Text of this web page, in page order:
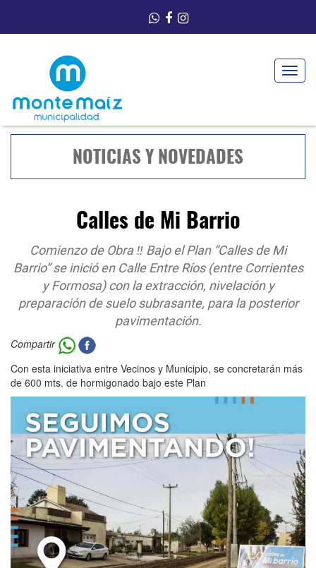
Toggle
NOTICIAS Y NOVEDADES
Calles de Mi Barrio
Comienzo de Obra ‼️ Bajo el Plan “Calles de Mi
Barrio” se inició en Calle Entre Ríos (entre Corrientes
y Formosa) con la extracción, nivelación y
preparación de suelo subrasante, para la posterior
pavimentación.
Compartir
Con esta iniciativa entre Vecinos y Municipio, se concretarán más
de 600 mts. de hormigonado bajo este Plan